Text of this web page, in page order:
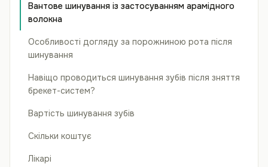
Вантове шинування із застосуванням арамідного
волокна
Особливості догляду за порожниною рота після
шинування
Навіщо проводиться шинування зубів після зняття
брекет-систем?
Вартість шинування зубів
Скільки коштує
Лікарі